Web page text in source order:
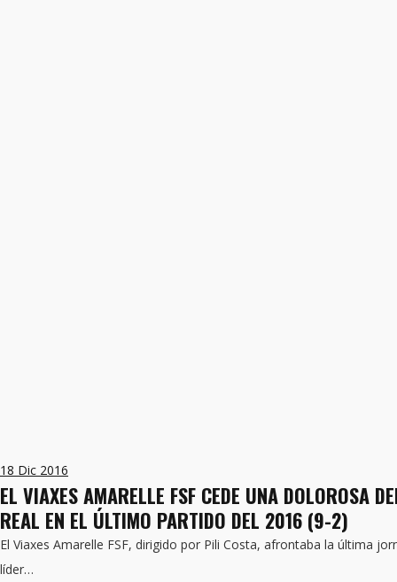
18 Dic 2016
EL VIAXES AMARELLE FSF CEDE UNA DOLOROSA
REAL EN EL ÚLTIMO PARTIDO DEL 2016 (9-2)
El Viaxes Amarelle FSF, dirigido por Pili Costa, afrontaba la última
líder…